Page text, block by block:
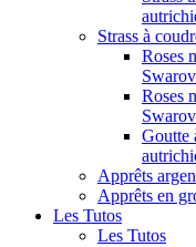
Strass à
Roses
Roses
Goutte
Apprêts
Apprêts en
Les Tutos
Les Tutos